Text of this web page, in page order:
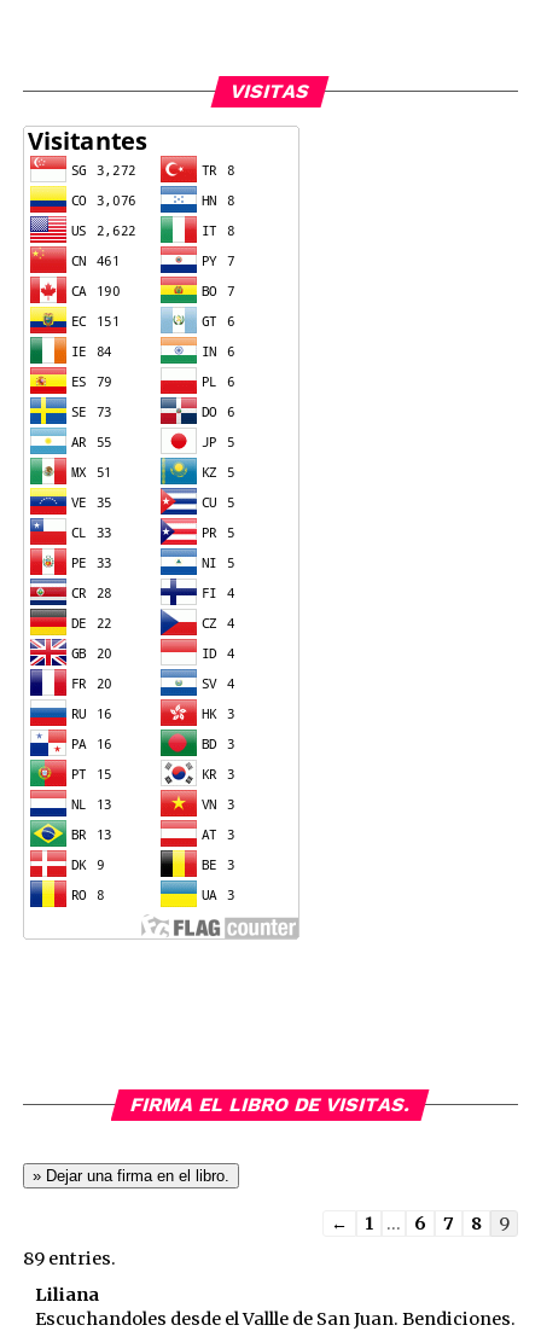
VISITAS
FIRMA EL LIBRO DE VISITAS.
Guestbook
← 1 ... 6 7 8
9
89 entries.
Liliana
Escuchandoles desde el Vallle de San Juan. Bendiciones.